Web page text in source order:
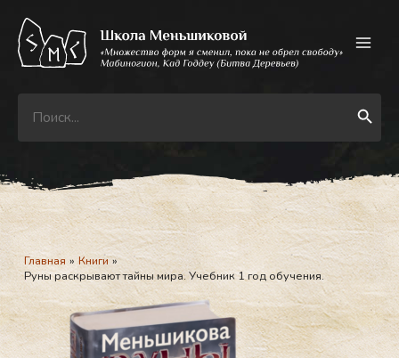
содержимому
Search
for:
Search Button
Главная
Книги
Руны раскрывают тайны мира. Учебник 1 год обучения.